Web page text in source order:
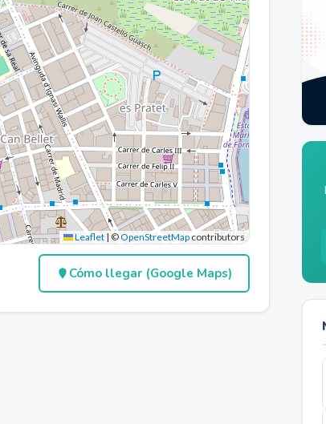
Leaflet | ©OpenStreetMapcontributors
Cómo llegar (Google Maps)